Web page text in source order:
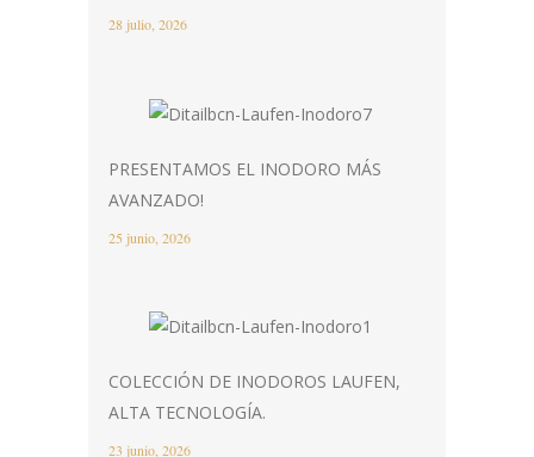
28 julio, 2026
PRESENTAMOS EL INODORO MÁS
AVANZADO!
25 junio, 2026
COLECCIÓN DE INODOROS LAUFEN,
ALTA TECNOLOGÍA.
23 junio, 2026